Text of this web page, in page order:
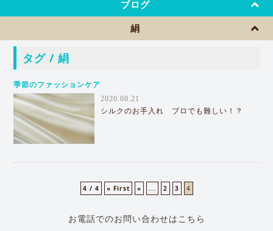
ブログ
絹
タグ / 絹
季節のファッションケア
2020.08.21
シルクのお手入れ プロでも難しい！？
4 / 4 « First « ... 2 3 4
お電話でのお問い合わせはこちら